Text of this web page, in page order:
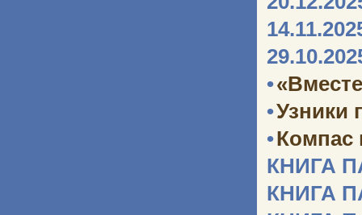
•
•Узники
•Компас
КНИГА
КНИГА